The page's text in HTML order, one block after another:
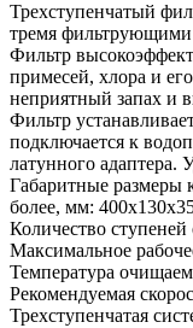
Трехступенчатый
тремя фильтрующими
Фильтр
примесей, хлора и
неприятный запах и
Фильтр
подключается к
латунного адаптера.
Габаритные размеры
более, мм:
Количество ступеней
Максимальное
Температура
Рекомендуемая
Трехступенчатая